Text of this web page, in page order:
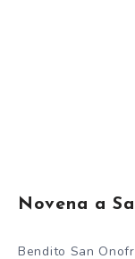
Novena a
Bendito San